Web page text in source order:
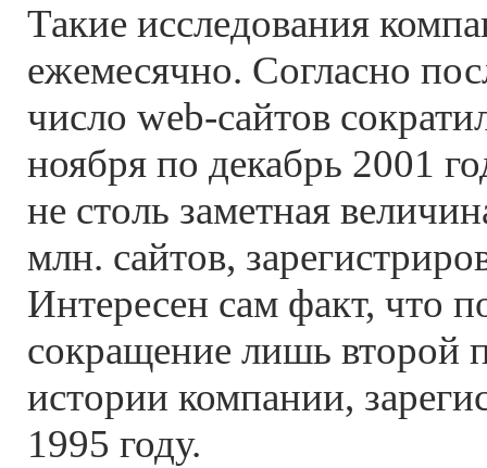
Такие исследования
ежемесячно. Согласно
число web-сайтов
ноября по декабрь 2001
не столь заметная
млн. сайтов,
Интересен сам факт, что
сокращение лишь второй
истории компании,
1995 году.